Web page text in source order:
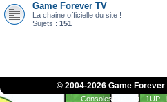
Game Forever TV
La chaine officielle du site !
Sujets : 151
© 2004-2026 Game
ConsolesPlus.net 1UP